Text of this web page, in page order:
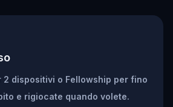
2 dispositivi o Fellowship per fino
e rigiocate quando volete.